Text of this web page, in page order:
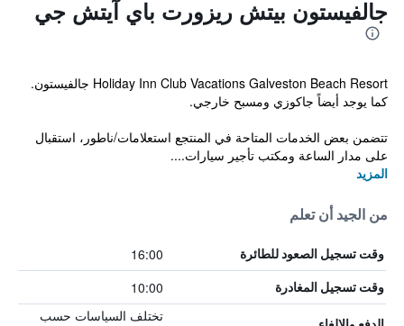
جالفيستون بيتش ريزورت باي آيتش جي
Holiday Inn Club Vacations Galveston Beach Resort جالفيستون.
كما يوجد أيضاً جاكوزي ومسبح خارجي.
تتضمن بعض الخدمات المتاحة في المنتجع استعلامات/ناطور، استقبال
على مدار الساعة ومكتب تأجير سيارات....
المزيد
من الجيد أن تعلم
وقت تسجيل الصعود للطائرة 16:00
وقت تسجيل المغادرة 10:00
تختلف السياسات حسب